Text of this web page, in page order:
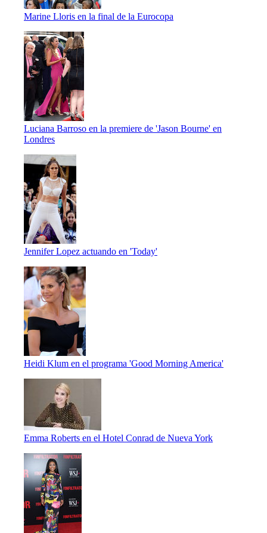
Marine Lloris en la final de la Eurocopa
Luciana Barroso en la premiere de 'Jason Bourne' en
Londres
Jennifer Lopez actuando en 'Today'
Heidi Klum en el programa 'Good Morning America'
Emma Roberts en el Hotel Conrad de Nueva York